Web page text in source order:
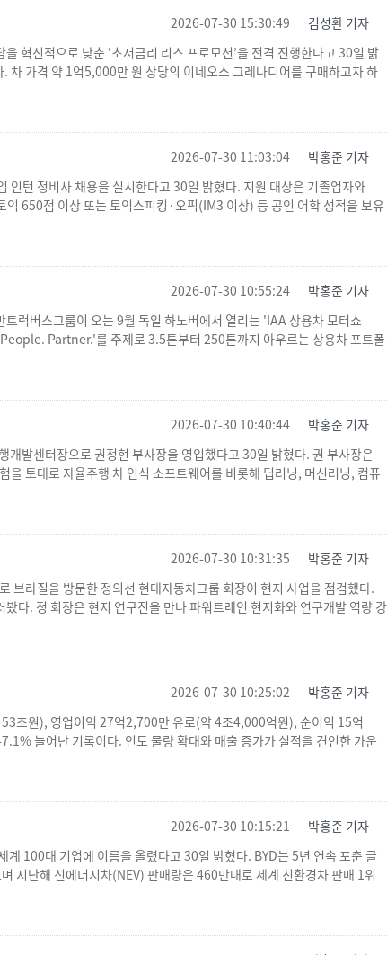
2026-07-30 15:30:49 김성환 기자
혁신적으로 낮춘 ‘초저금리 리스 프로모션’을 전격 진행한다고 30일 밝
차 가격 약 1억5,000만 원 상당의 이네오스 그레나디어를 구매하고자 하
2026-07-30 11:03:04 박홍준 기자
턴 정비사 채용을 실시한다고 30일 밝혔다. 지원 대상은 기졸업자와
650점 이상 또는 토익스피킹·오픽(IM3 이상) 등 공인 어학 성적을 보유
2026-07-30 10:55:24 박홍준 기자
럭버스그룹이 오는 9월 독일 하노버에서 열리는 'IAA 상용차 모터쇼
Partner.'를 주제로 3.5톤부터 250톤까지 아우르는 상용차 포트폴
2026-07-30 10:40:44 박홍준 기자
발센터장으로 권정현 부사장을 영입했다고 30일 밝혔다. 권 부사장은
토대로 자율주행 차 인식 소프트웨어를 비롯해 딥러닝, 머신러닝, 컴퓨
2026-07-30 10:31:35 박홍준 기자
브라질을 방문한 정의선 현대자동차그룹 회장이 현지 사업을 점검했다.
다. 정 회장은 현지 연구진을 만나 파워트레인 현지화와 연구개발 역량 강
2026-07-30 10:25:02 박홍준 기자
조원), 영업이익 27억2,700만 유로(약 4조4,000억원), 순이익 15억
늘어난 기록이다. 인도 물량 확대와 매출 증가가 실적을 견인한 가운
2026-07-30 10:15:21 박홍준 기자
100대 기업에 이름을 올렸다고 30일 밝혔다. BYD는 5년 연속 포춘 글
지난해 신에너지차(NEV) 판매량은 460만대로 세계 친환경차 판매 1위